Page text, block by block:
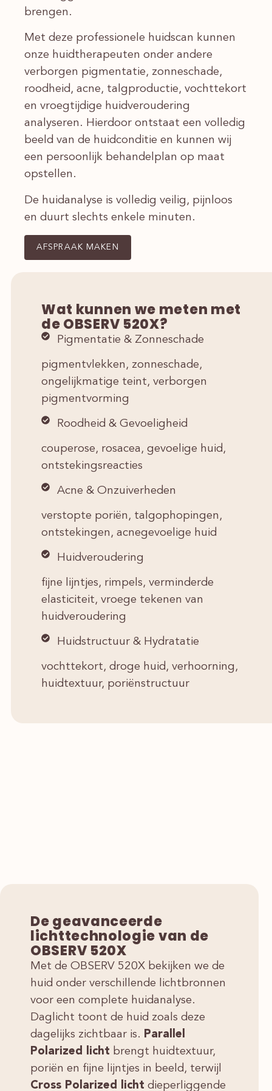
brengen.
Met deze professionele huidscan kunnen
onze huidtherapeuten onder andere
verborgen pigmentatie, zonneschade,
roodheid, acne, talgproductie, vochttekort
en vroegtijdige huidveroudering
analyseren. Hierdoor ontstaat een volledig
beeld van de huidconditie en kunnen wij
een persoonlijk behandelplan op maat
opstellen.
De huidanalyse is volledig veilig, pijnloos
en duurt slechts enkele minuten.
AFSPRAAK MAKEN
Wat kunnen we meten met
de OBSERV 520X?
Pigmentatie & Zonneschade
pigmentvlekken, zonneschade,
ongelijkmatige teint, verborgen
pigmentvorming
Roodheid & Gevoeligheid
couperose, rosacea, gevoelige huid,
ontstekingsreacties
Acne & Onzuiverheden
verstopte poriën, talgophopingen,
ontstekingen, acnegevoelige huid
Huidveroudering
fijne lijntjes, rimpels, verminderde
elasticiteit, vroege tekenen van
huidveroudering
Huidstructuur & Hydratatie
vochttekort, droge huid, verhoorning,
huidtextuur, poriënstructuur
De geavanceerde
lichttechnologie van de
OBSERV 520X
Met de OBSERV 520X bekijken we de
huid onder verschillende lichtbronnen
voor een complete huidanalyse.
Daglicht toont de huid zoals deze
dagelijks zichtbaar is. Parallel
Polarized licht brengt huidtextuur,
poriën en fijne lijntjes in beeld, terwijl
Cross Polarized licht dieperliggende